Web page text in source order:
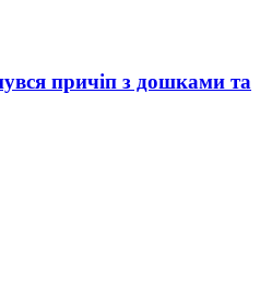
причіп з дошками та